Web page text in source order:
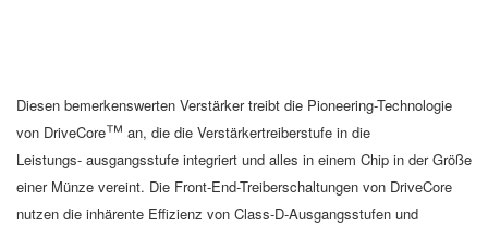
Diesen bemerkenswerten Verstärkertreibt die Pioneering-Technologie
von DriveCore™ an, die die Verstärkertreiberstufe in die
Leistungs- ausgangsstufe integriert und alles in einem Chip in der Größe
einer Münze vereint. Die Front-End-Treiberschaltungen von DriveCore
nutzen die inhärente Effizienz von Class-D-Ausgangsstufen und